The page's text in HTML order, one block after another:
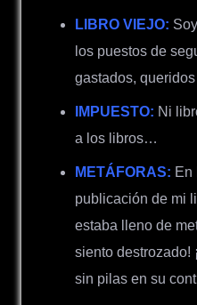
LIBRO VIEJO:
los puestos de
gastados,
IMPUESTO: Ni
a los libros…
METÁFORAS: En
publicación de mi
estaba lleno de
siento destrozado!
sin pilas en su